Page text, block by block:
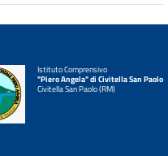
Istituto Comprensivo
"Piero Angela" di Civitella San Paolo
Civitella San Paolo (RM)